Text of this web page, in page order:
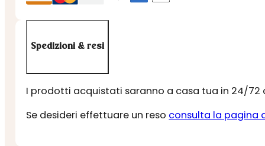
Spedizioni & resi
I prodotti acquistati saranno a casa tua in 24/72
Se desideri effettuare un reso consulta la pagina